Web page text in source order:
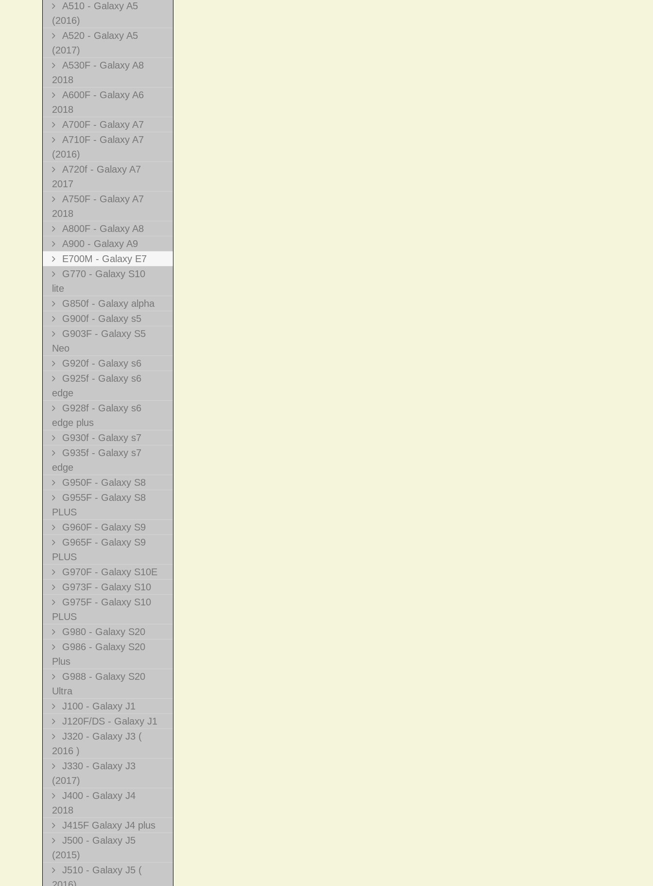
A510 - Galaxy A5
(2016)
A520 - Galaxy A5
(2017)
A530F - Galaxy A8
2018
A600F - Galaxy A6
2018
A700F - Galaxy A7
A710F - Galaxy A7
(2016)
A720f - Galaxy A7
2017
A750F - Galaxy A7
2018
A800F - Galaxy A8
A900 - Galaxy A9
E700M - Galaxy E7
G770 - Galaxy S10
lite
G850f - Galaxy alpha
G900f - Galaxy s5
G903F - Galaxy S5
Neo
G920f - Galaxy s6
G925f - Galaxy s6
edge
G928f - Galaxy s6
edge plus
G930f - Galaxy s7
G935f - Galaxy s7
edge
G950F - Galaxy S8
G955F - Galaxy S8
PLUS
G960F - Galaxy S9
G965F - Galaxy S9
PLUS
G970F - Galaxy S10E
G973F - Galaxy S10
G975F - Galaxy S10
PLUS
G980 - Galaxy S20
G986 - Galaxy S20
Plus
G988 - Galaxy S20
Ultra
J100 - Galaxy J1
J120F/DS - Galaxy J1
J320 - Galaxy J3 (
2016 )
J330 - Galaxy J3
(2017)
J400 - Galaxy J4
2018
J415F Galaxy J4 plus
J500 - Galaxy J5
(2015)
J510 - Galaxy J5 (